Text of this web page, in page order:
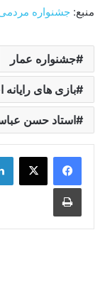
منبع: جشنواره
جشنواره عمار
بازی های رایانه
استاد حسن
چاپ